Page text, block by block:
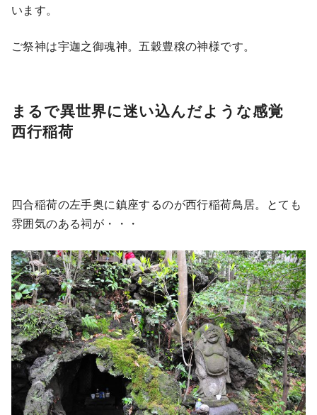
います。
ご祭神は宇迦之御魂神。五穀豊穣の神様です。
まるで異世界に迷い込んだような感覚
西行稲荷
四合稲荷の左手奥に鎮座するのが西行稲荷鳥居。とても
雰囲気のある祠が・・・